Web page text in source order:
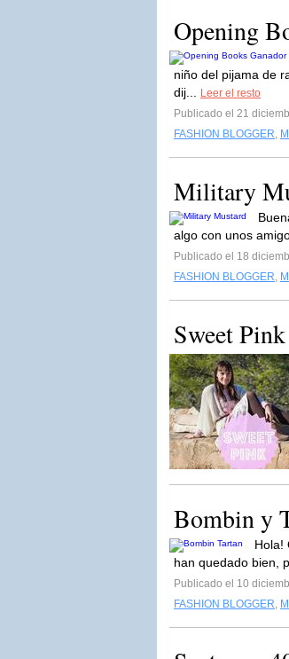
Opening
niño del pijama de
dij...
Leer el resto
Publicado el 21
FASHION BLOGGER,
Military
algo con unos
Publicado el 18
FASHION BLOGGER,
Sweet Pink
Bombin y
Hola!
han quedado bien,
Publicado el 10
FASHION BLOGGER,